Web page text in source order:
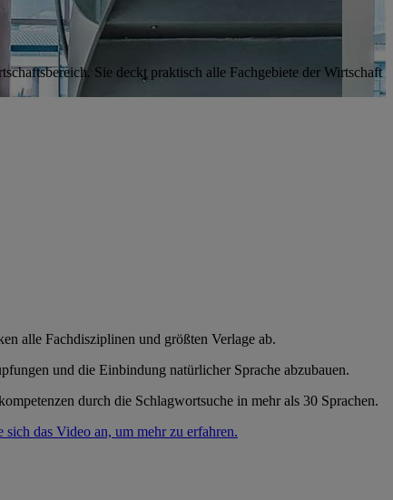
Sie deckt praktisch alle Fachgebiete der Wirtschaft
alle Fachdisziplinen und größten Verlage ab.
und die Einbindung natürlicher Sprache abzubauen.
durch die Schlagwortsuche in mehr als 30 Sprachen.
sich das Video an, um mehr zu erfahren.